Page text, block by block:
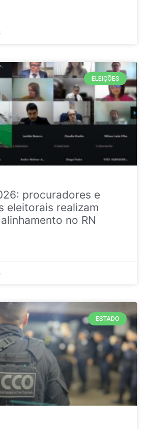
ELEIÇÕES
procuradores e
eleitorais realizam
no RN
ESTADO